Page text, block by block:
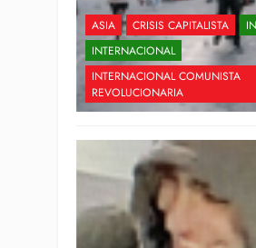
ASIA CRISIS CAPITALISTA
INTERNACIONAL
INTERNACIONAL COMUNISTA
REVOLUCIONARIA